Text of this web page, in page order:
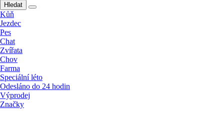
Hledat
Kůň
Jezdec
Pes
Chat
Zvířata
Chov
Farma
Speciální léto
Odesláno do 24 hodin
Výprodej
Značky